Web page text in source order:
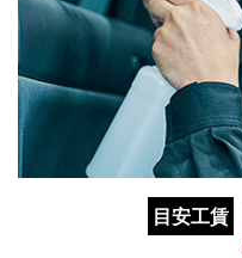
目安工賃